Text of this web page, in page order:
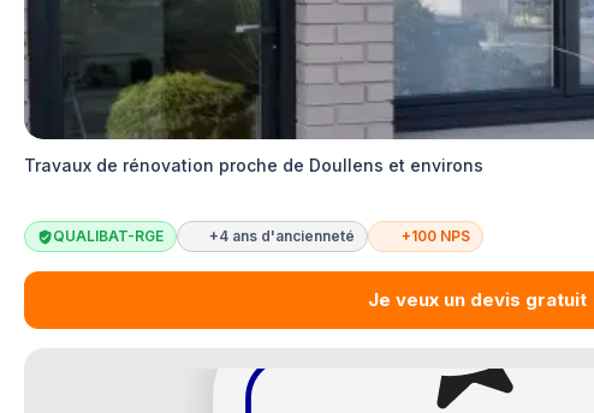
Travaux de rénovation proche de Doullens et environs
QUALIBAT-RGE +4 ans d'ancienneté +100 NPS
Je veux un devis gratuit